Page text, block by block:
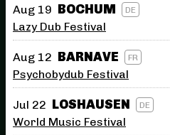
Aug 19 DE
BOCHUM
Lazy Dub Festival
Aug 12 FR
BARNAVE
Psychobydub Festival
Jul 22 DE
LOSHAUSEN
World Music Festival